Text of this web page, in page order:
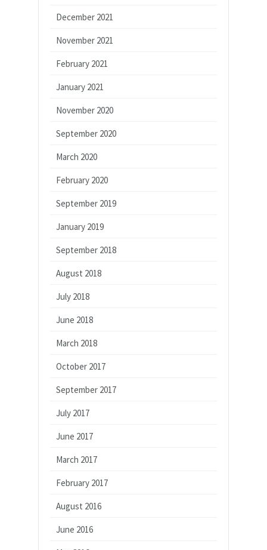
December 2021
November 2021
February 2021
January 2021
November 2020
September 2020
March 2020
February 2020
September 2019
January 2019
September 2018
August 2018
July 2018
June 2018
March 2018
October 2017
September 2017
July 2017
June 2017
March 2017
February 2017
August 2016
June 2016